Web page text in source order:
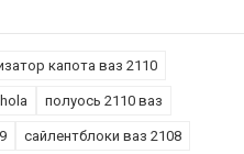
капота ваз 2110
полуось 2110 ваз
сайлентблоки ваз 2108